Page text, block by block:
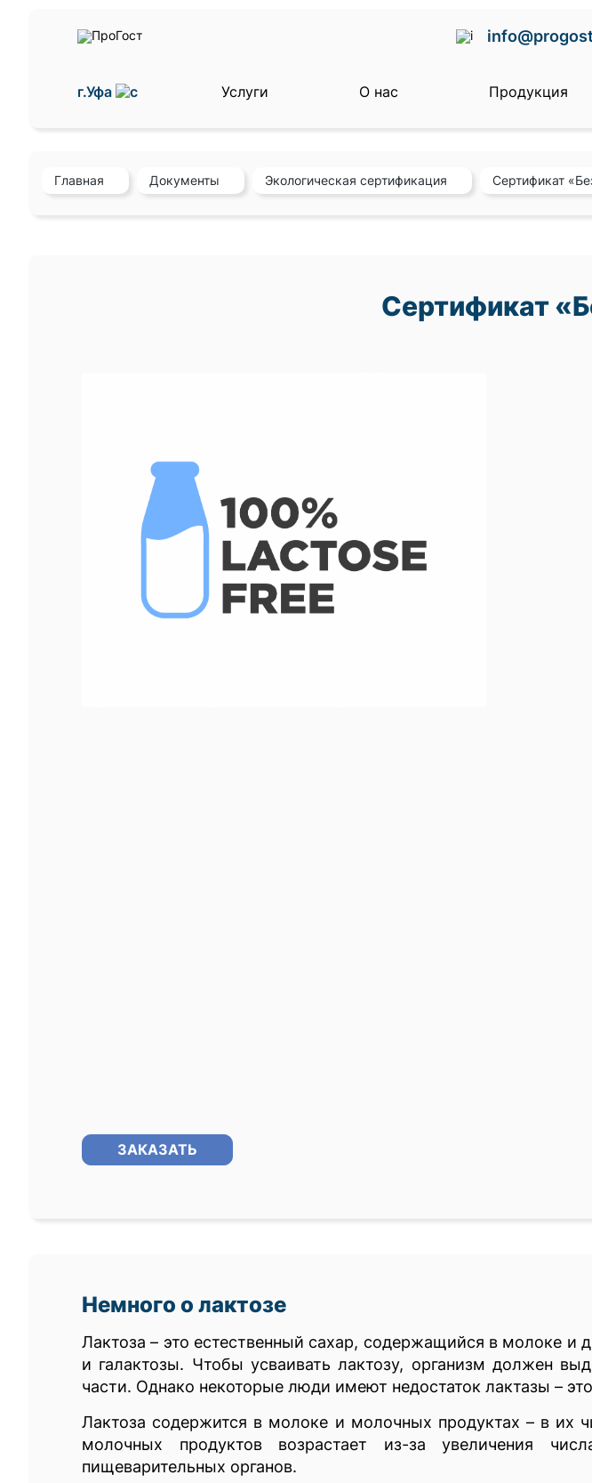
г.Уфа Услуги О нас Продукция
Главная Документы Экологическая сертификация Сертификат
Сертификат
ЗАКАЗАТЬ
Немного о лактозе
Лактоза – это естественный сахар, содержащийся в молоке и
и галактозы. Чтобы усваивать лактозу, организм должен
части. Однако некоторые люди имеют недостаток лактазы –
Лактоза содержится в молоке и молочных продуктах – в их
молочных продуктов возрастает из-за увеличения
пищеварительных органов.